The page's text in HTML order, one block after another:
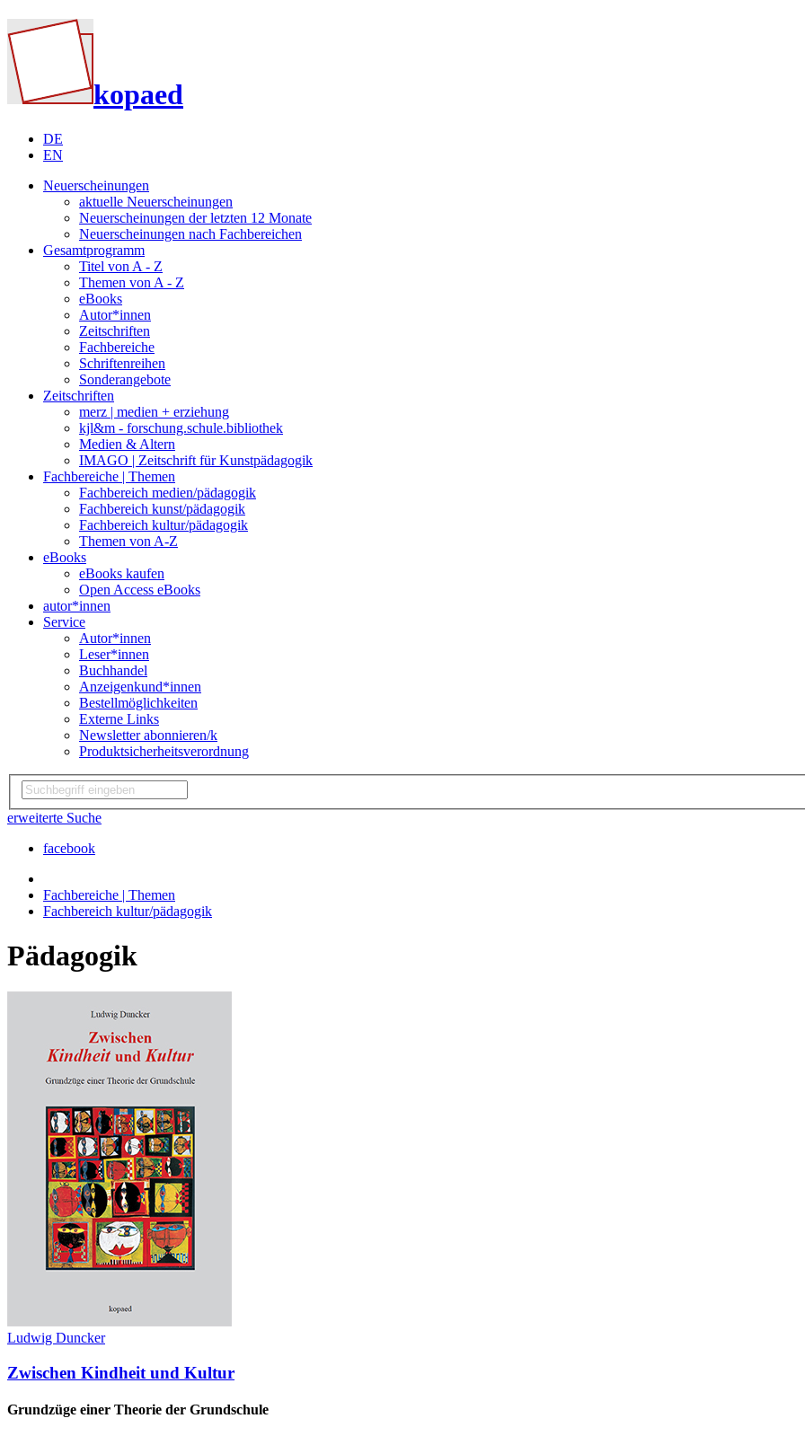
kopaed
DE
EN
Neuerscheinungen
aktuelle Neuerscheinungen
Neuerscheinungen der letzten 12 Monate
Neuerscheinungen nach Fachbereichen
Gesamtprogramm
Titel von A - Z
Themen von A - Z
eBooks
Autor*innen
Zeitschriften
Fachbereiche
Schriftenreihen
Sonderangebote
Zeitschriften
merz | medien + erziehung
kjl&m - forschung.schule.bibliothek
Medien & Altern
IMAGO | Zeitschrift für Kunstpädagogik
Fachbereiche | Themen
Fachbereich medien/pädagogik
Fachbereich kunst/pädagogik
Fachbereich kultur/pädagogik
Themen von A-Z
eBooks
eBooks kaufen
Open Access eBooks
autor*innen
Service
Autor*innen
Leser*innen
Buchhandel
Anzeigenkund*innen
Bestellmöglichkeiten
Externe Links
Newsletter abonnieren/k
Produktsicherheitsverordnung
erweiterte Suche
facebook
Fachbereiche | Themen
Fachbereich kultur/pädagogik
Pädagogik
Ludwig Duncker
Zwischen Kindheit und Kultur
Grundzüge einer Theorie der Grundschule